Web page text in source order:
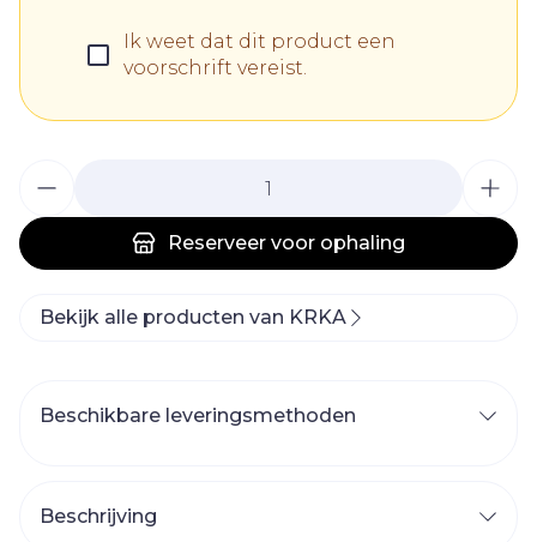
Ik weet dat dit product een
voorschrift vereist.
Reserveer voor ophaling
Bekijk alle producten van KRKA
Beschikbare leveringsmethoden
Beschrijving